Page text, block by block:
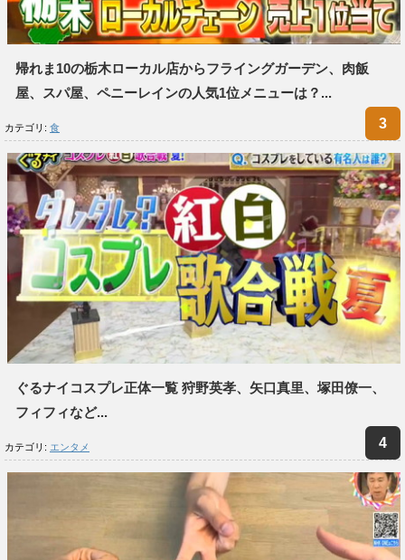
帰れま10の栃木ローカル店からフライングガーデン、肉飯
屋、スパ屋、ペニーレインの人気1位メニューは？...
カテゴリ: 食
ぐるナイコスプレ正体一覧 狩野英孝、矢口真里、塚田僚一、
フィフィなど...
カテゴリ: エンタメ